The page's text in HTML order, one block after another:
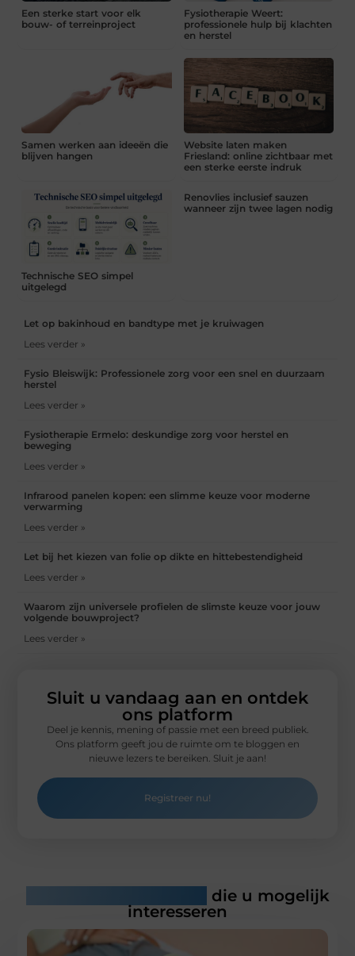
Een sterke start voor elk
bouw- of terreinproject
Fysiotherapie Weert:
professionele hulp bij klachten
en herstel
Samen werken aan ideeën die
blijven hangen
Website laten maken
Friesland: online zichtbaar met
een sterke eerste indruk
Technische SEO simpel
uitgelegd
Renovlies inclusief sauzen
wanneer zijn twee lagen nodig
Let op bakinhoud en bandtype met je kruiwagen
Lees verder »
Fysio Bleiswijk: Professionele zorg voor een snel en duurzaam
herstel
Lees verder »
Fysiotherapie Ermelo: deskundige zorg voor herstel en
beweging
Lees verder »
Infrarood panelen kopen: een slimme keuze voor moderne
verwarming
Lees verder »
Let bij het kiezen van folie op dikte en hittebestendigheid
Lees verder »
Waarom zijn universele profielen de slimste keuze voor jouw
volgende bouwproject?
Lees verder »
Sluit u vandaag aan en ontdek
ons platform
Deel je kennis, mening of passie met een breed publiek.
Ons platform geeft jou de ruimte om te bloggen en
nieuwe lezers te bereiken. Sluit je aan!
Registreer nu!
die u mogelijk
interesseren